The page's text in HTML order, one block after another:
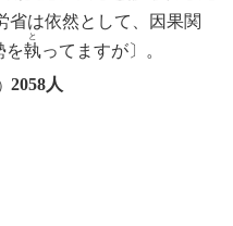
省は依然として
因果関
を執
と
ってますが〕
。
2058人